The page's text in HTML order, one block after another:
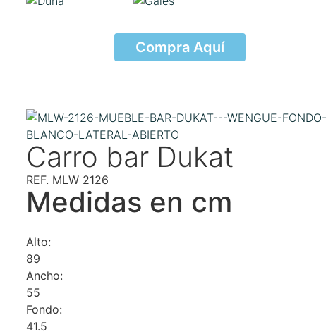
Compra Aquí
Carro bar Dukat
REF. MLW 2126
Medidas en cm
Alto:
89
Ancho:
55
Fondo:
41.5